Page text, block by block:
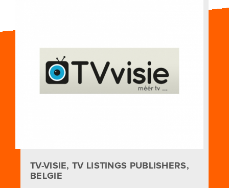
TV-VISIE, TV LISTINGS PUBLISHERS,
BELGIE